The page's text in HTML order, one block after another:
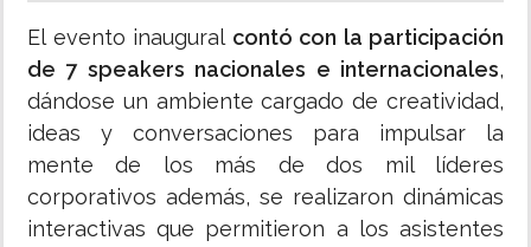
El evento inaugural contó con la participación
de 7 speakers nacionales e internacionales,
dándose un ambiente cargado de creatividad,
ideas y conversaciones para impulsar la
mente de los más de dos mil líderes
corporativos además, se realizaron dinámicas
interactivas que permitieron a los asistentes